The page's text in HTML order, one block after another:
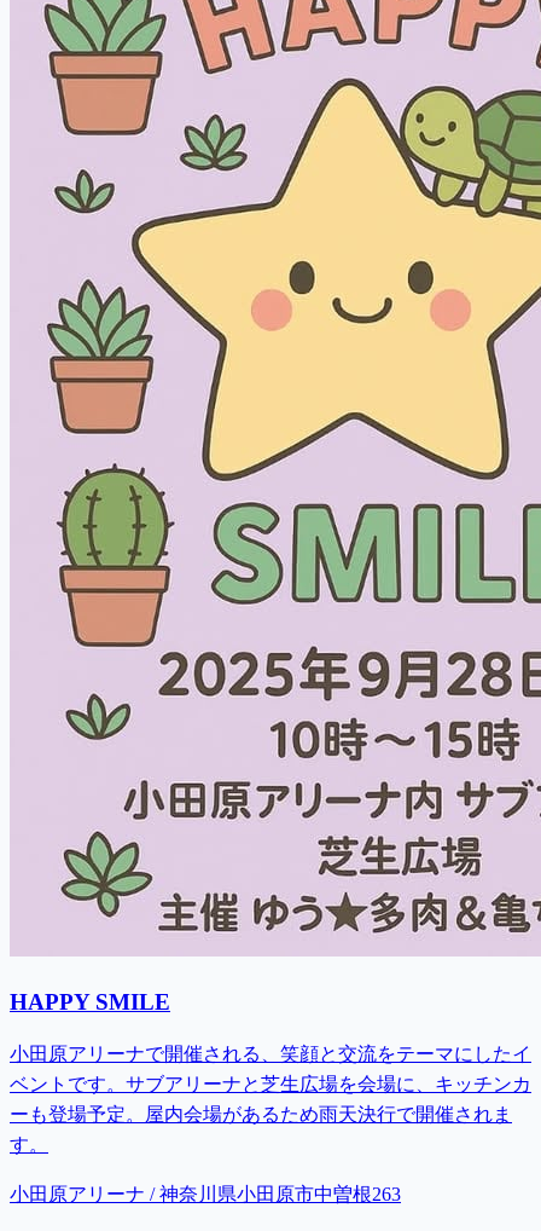
HAPPY SMILE
小田原アリーナで開催される、笑顔と交流をテーマにしたイ
ベントです。サブアリーナと芝生広場を会場に、キッチンカ
ーも登場予定。屋内会場があるため雨天決行で開催されま
す。
小田原アリーナ / 神奈川県小田原市中曽根263